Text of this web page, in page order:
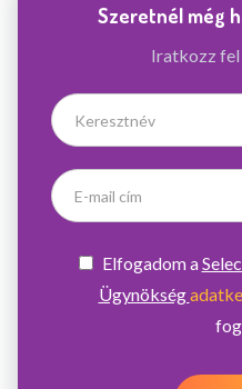
Szeretnél még
Iratkozz
Elfogadom a
Ügynökség